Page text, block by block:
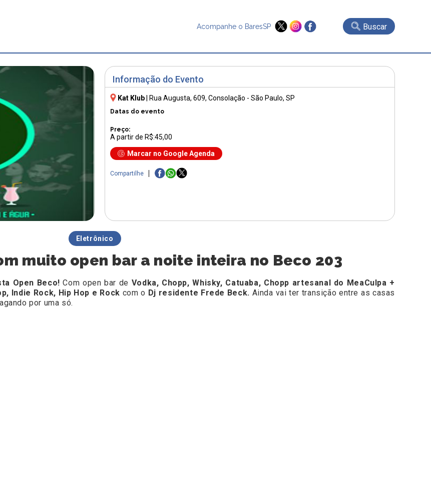
Acompanhe o BaresSP Buscar
Informação do Evento
Kat Klub Rua Augusta, 609, Consolação - São Paulo, SP
Datas do evento
Preço:
A partir de R$:45,00
Marcar no Google Agenda
Compartilhe
Eletrônico
muito open bar a noite inteira no Beco 203
Open Beco! Com open bar de Vodka, Chopp, Whisky, Catuaba, Chopp artesanal do MeaCulpa +
Indie Rock, Hip Hop e Rock com o Dj residente Frede Beck. Ainda vai ter transição entre as casas
por uma só.